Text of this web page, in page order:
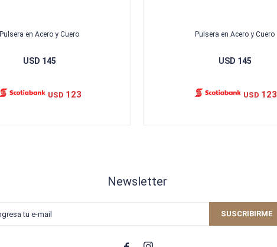
Pulsera en Acero y Cuero
USD 145
USD 123
Pulsera en Acero y Cuero
USD 145
USD 123
Newsletter
SUSCRIBIRME